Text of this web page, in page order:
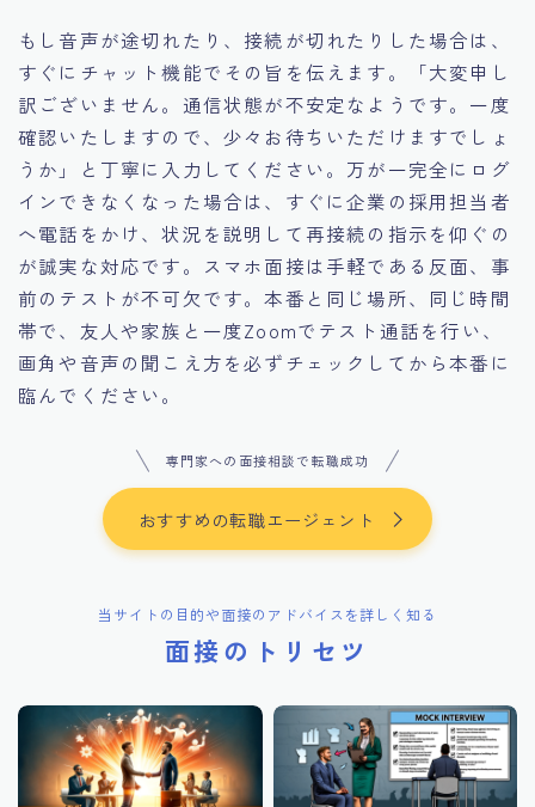
もし音声が途切れたり、接続が切れたりした場合は、
すぐにチャット機能でその旨を伝えます。「大変申し
訳ございません。通信状態が不安定なようです。一度
確認いたしますので、少々お待ちいただけますでしょ
うか」と丁寧に入力してください。万が一完全にログ
インできなくなった場合は、すぐに企業の採用担当者
へ電話をかけ、状況を説明して再接続の指示を仰ぐの
が誠実な対応です。スマホ面接は手軽である反面、事
前のテストが不可欠です。本番と同じ場所、同じ時間
帯で、友人や家族と一度Zoomでテスト通話を行い、
画角や音声の聞こえ方を必ずチェックしてから本番に
臨んでください。
専門家への面接相談で転職成功
おすすめの転職エージェント
当サイトの目的や面接のアドバイスを詳しく知る
面接のトリセツ